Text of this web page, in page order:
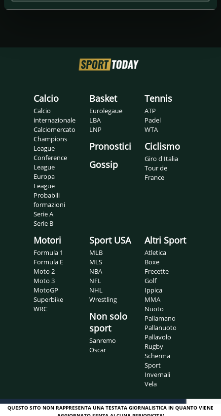
Calcio
Calcio
internazionale
Calciomercato
Champions
League
Conference
League
Europa
League
Probabili
formazioni
Serie A
Serie B
Basket
Eurolegaue
LBA
LNP
Pronostici
Gossip
Tennis
ATP
Padel
WTA
Ciclismo
Giro d'Italia
Tour de
France
Motori
Formula 1
Formula E
Moto 2
Moto 3
MotoGP
Superbike
WRC
Sport USA
MLB
MLS
NBA
NFL
NHL
Wrestling
Non solo
sport
Sanremo
Oscar
Altri Sport
Atletica
Boxe
Frecette
Golf
Ippica
MMA
Nuoto
Pallamano
Pallanuoto
Pallavolo
Rugby
Scherma
Sport
Invernali
Vela
QUESTO SITO NON RAPPRESENTA UNA TESTATA GIORNALISTICA IN QUANTO VIENE